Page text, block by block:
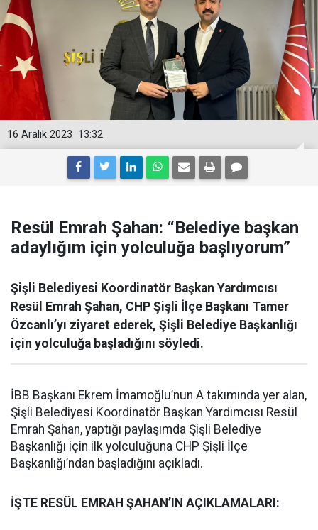
13:32
16 Aralık 2023
Resül Emrah Şahan: “Belediye başkan
adaylığım için yolculuğa başlıyorum”
Şişli Belediyesi Koordinatör Başkan Yardımcısı
Resül Emrah Şahan, CHP Şişli İlçe Başkanı Tamer
Özcanlı’yı ziyaret ederek, Şişli Belediye Başkanlığı
için yolculuğa başladığını söyledi.
İBB Başkanı Ekrem İmamoğlu’nun A takımında yer alan,
Şişli Belediyesi Koordinatör Başkan Yardımcısı Resül
Emrah Şahan, yaptığı paylaşımda Şişli Belediye
Başkanlığı için ilk yolculuğuna CHP Şişli İlçe
Başkanlığı’ndan başladığını açıkladı.
İŞTE RESÜL EMRAH ŞAHAN’IN AÇIKLAMALARI: